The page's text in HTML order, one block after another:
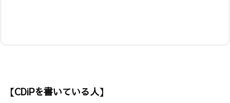
【CDiPを書いている人】